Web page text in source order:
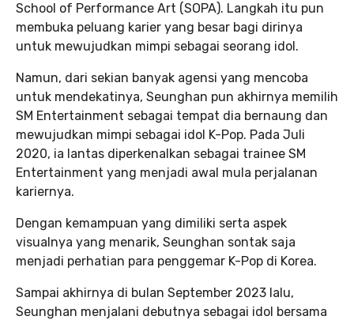
School of Performance Art (SOPA). Langkah itu pun
membuka peluang karier yang besar bagi dirinya
untuk mewujudkan mimpi sebagai seorang idol.
Namun, dari sekian banyak agensi yang mencoba
untuk mendekatinya, Seunghan pun akhirnya memilih
SM Entertainment sebagai tempat dia bernaung dan
mewujudkan mimpi sebagai idol K-Pop. Pada Juli
2020, ia lantas diperkenalkan sebagai trainee SM
Entertainment yang menjadi awal mula perjalanan
kariernya.
Dengan kemampuan yang dimiliki serta aspek
visualnya yang menarik, Seunghan sontak saja
menjadi perhatian para penggemar K-Pop di Korea.
Sampai akhirnya di bulan September 2023 lalu,
Seunghan menjalani debutnya sebagai idol bersama